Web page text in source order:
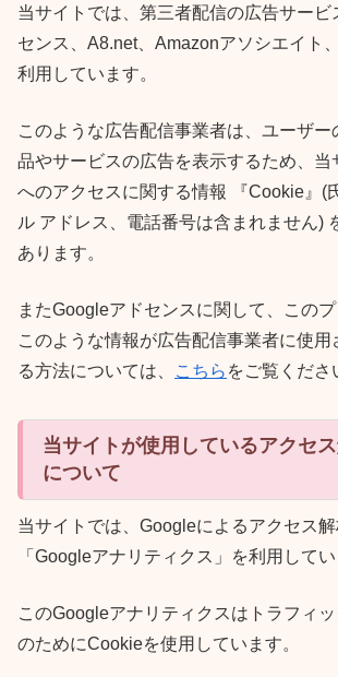
当サイトでは、第三者配信の広告サービ
センス、A8.net、Amazonアソシエイト
利用しています。
このような広告配信事業者は、ユーザ
品やサービスの広告を表示するため、当
へのアクセスに関する情報 『Cookie』(
ル アドレス、電話番号は含まれません)
あります。
またGoogleアドセンスに関して、この
このような情報が広告配信事業者に使用
る方法については、
こちら をご覧くださ
当サイトが使用しているアクセ
について
当サイトでは、Googleによるアクセス
「Googleアナリティクス」を利用してい
このGoogleアナリティクスはトラフィ
のためにCookieを使用しています。